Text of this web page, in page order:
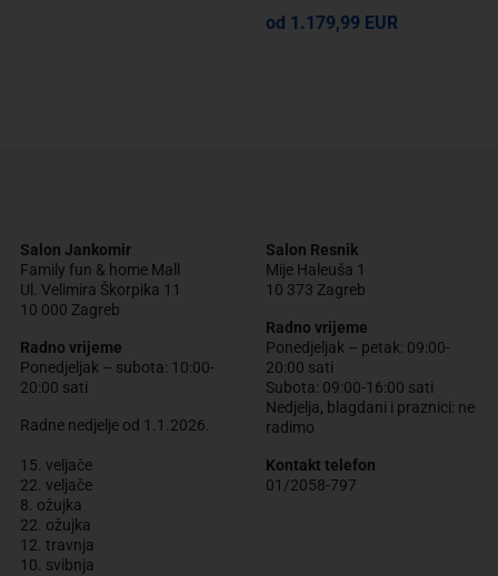
od 1.179,99 EUR
Salon Jankomir
Family fun & home Mall
Ul. Velimira Škorpika 11
10 000 Zagreb
Radno vrijeme
Ponedjeljak – subota: 10:00-
20:00 sati
Radne nedjelje od 1.1.2026.
15. veljače
22. veljače
8. ožujka
22. ožujka
12. travnja
10. svibnja
Salon Resnik
Mije Haleuša 1
10 373 Zagreb
Radno vrijeme
Ponedjeljak – petak: 09:00-
20:00 sati
Subota: 09:00-16:00 sati
Nedjelja, blagdani i praznici: ne
radimo
Kontakt telefon
01/2058-797